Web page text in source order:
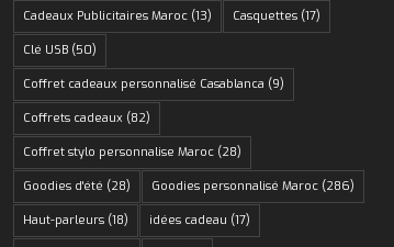
Cadeaux Publicitaires Maroc (13) Casquettes (17)
Clé USB (50)
Coffret cadeaux personnalisé Casablanca (9)
Coffrets cadeaux (82)
Coffret stylo personnalise Maroc (28)
Goodies d'été (28) Goodies personnalisé Maroc (286)
Haut-parleurs (18) idées cadeau (17)